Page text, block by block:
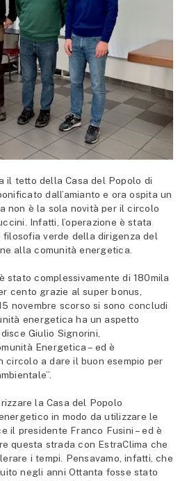
il tetto della Casa del Popolo di
dall’amianto e ora ospita un
non è la sola novità per il circolo
Infatti, l’operazione è stata
filosofia verde della dirigenza del
alla comunità energetica.
stato complessivamente di 180mila
cento grazie al super bonus,
novembre scorso si sono concludi
energetica ha un aspetto
Giulio Signorini,
Energetica – ed è
circolo a dare il buon esempio per
la Casa del Popolo
in modo da utilizzare le
il presidente Franco Fusini – ed è
questa strada con EstraClima che
i tempi. Pensavamo, infatti, che
negli anni Ottanta fosse stato